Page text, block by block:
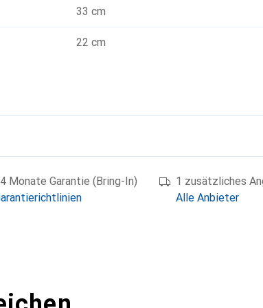
33 cm
22 cm
Monate Garantie (Bring-In)
1 zusätzliches
Alle Anbieter